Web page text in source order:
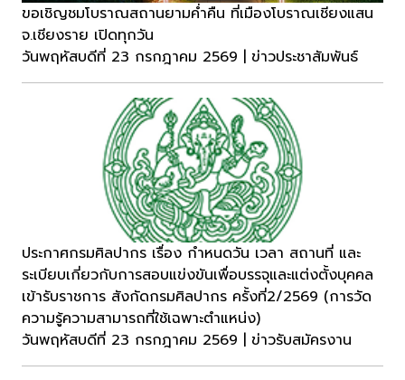
ขอเชิญชมโบราณสถานยามค่ำคืน ที่เมืองโบราณเชียงแสน
จ.เชียงราย เปิดทุกวัน
วันพฤหัสบดีที่ 23 กรกฎาคม 2569 | ข่าวประชาสัมพันธ์
ประกาศกรมศิลปากร เรื่อง กำหนดวัน เวลา สถานที่ และ
ระเบียบเกี่ยวกับการสอบแข่งขันเพื่อบรรจุและแต่งตั้งบุคคล
เข้ารับราชการ สังกัดกรมศิลปากร ครั้งที่2/2569 (การวัด
ความรู้ความสามารถที่ใช้เฉพาะตำแหน่ง)
วันพฤหัสบดีที่ 23 กรกฎาคม 2569 | ข่าวรับสมัครงาน